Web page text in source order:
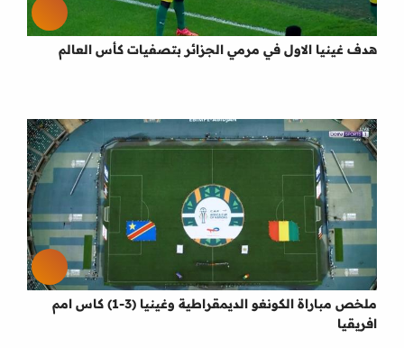
هدف غينيا الاول في مرمي الجزائر بتصفيات كأس العالم
ملخص مباراة الكونغو الديمقراطية وغينيا (3-1) كاس امم
افريقيا